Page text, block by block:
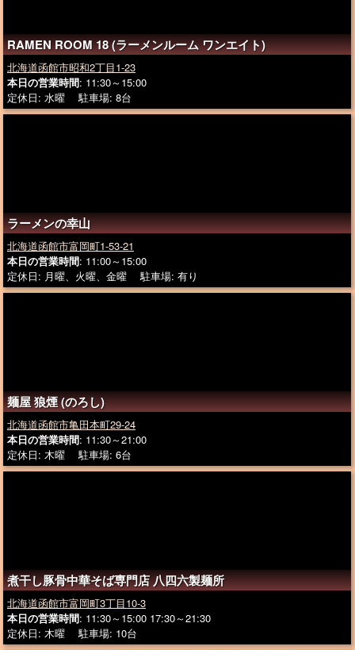
RAMEN ROOM 18 (ラーメンルーム ワンエイト)
北海道函館市昭和2丁目1-23
本日の営業時間: 11:30～15:00
定休日: 水曜 駐車場: 8台
ラーメンの幸山
北海道函館市富岡町1-53-21
本日の営業時間: 11:00～15:00
定休日: 月曜、火曜、金曜 駐車場: 有り
麺屋 狼煙 (のろし)
北海道函館市亀田本町29-24
本日の営業時間: 11:30～21:00
定休日: 木曜 駐車場: 6台
煮干し豚骨中華そば専門店 八四六製麺所
北海道函館市富岡町3丁目10-3
本日の営業時間: 11:30～15:00 17:30～21:30
定休日: 木曜 駐車場: 10台